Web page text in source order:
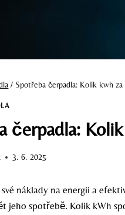
/ Spotřeba čerpadla: Kolik kwh
čerpadla:
3. 6. 2025
náklady na energii a
jeho spotřebě. Kolik kWh